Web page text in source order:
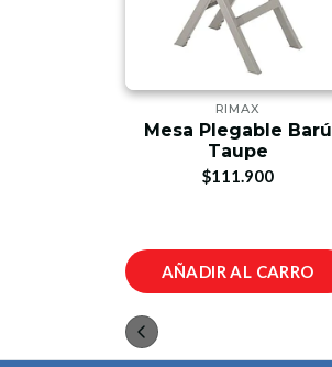
RIMAX
Mesa Plegable Barú
Taupe
$111.900
AÑADIR AL CARRO